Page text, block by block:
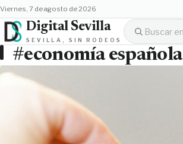
viernes, 7 de agosto de 2026
Digital Sevilla
SEVILLA, SIN RODEOS
#economía española